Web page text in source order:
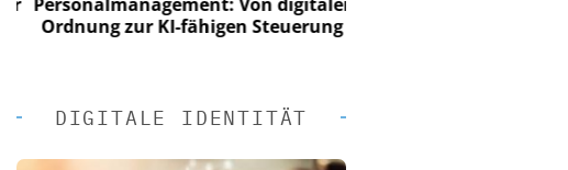
Ordnung zur KI-fähigen Steuerung
DIGITALE IDENTITÄT